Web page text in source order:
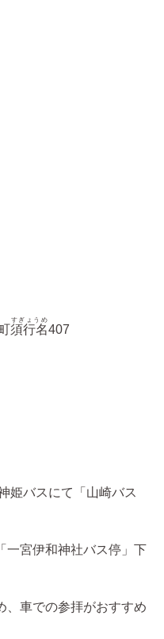
須行名
すぎょうめ
407
姫バスにて「山崎バス
一宮伊和神社バス停」下
、車での参拝がおすすめ